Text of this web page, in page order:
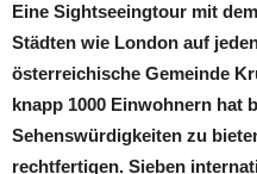
Eine Sightseeingtour mit
Städten wie London auf
österreichische Gemeinde
knapp 1000 Einwohnern hat
Sehenswürdigkeiten zu
rechtfertigen. Sieben